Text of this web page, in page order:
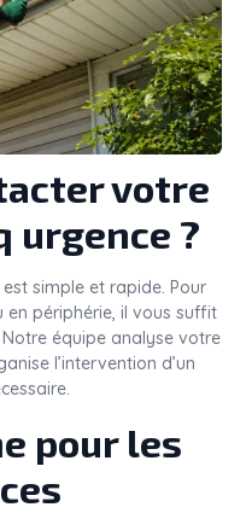
votre
urgence ?
est simple et rapide. Pour
en périphérie, il vous suffit
équipe analyse votre
l’intervention d’un
pour les